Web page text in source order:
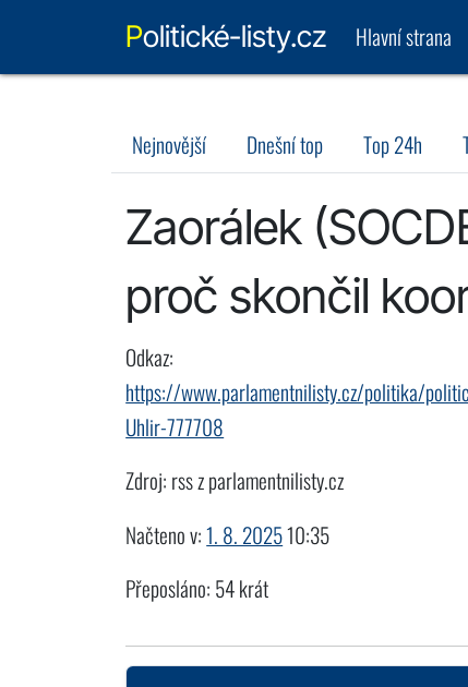
Politické-listy.cz Hlavní strana
Nejnovější Dnešní top Top 24h
Zaorálek
proč skončil
Odkaz:
https://www.parlamentnilisty.cz/politika/
Uhlir-777708
Zdroj: rss z parlamentnilisty.cz
Načteno v:1. 8. 202510:35
Přeposláno: 54 krát